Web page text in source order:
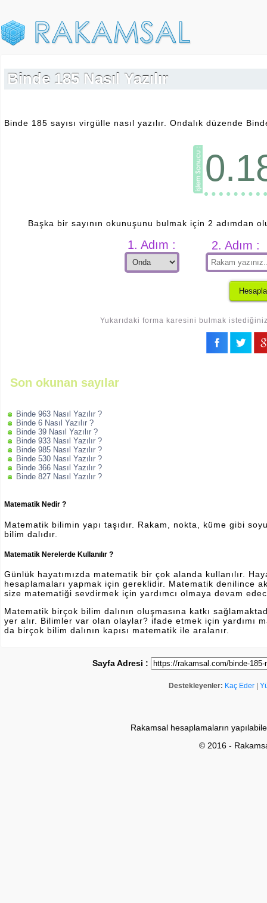
Binde 185 Nasıl Yazılır
Binde 185 sayısı virgülle nasıl yazılır. Ondalık düzende
Başka bir sayının okunuşunu bulmak için 2 adımdan
1. Adım : 2. Adım :
Yukarıdaki forma karesini bulmak
Son okunan sayılar
Binde 963 Nasıl Yazılır ?
Binde 6 Nasıl Yazılır ?
Binde 39 Nasıl Yazılır ?
Binde 933 Nasıl Yazılır ?
Binde 985 Nasıl Yazılır ?
Binde 530 Nasıl Yazılır ?
Binde 366 Nasıl Yazılır ?
Binde 827 Nasıl Yazılır ?
Matematik Nedir ?
Matematik bilimin yapı taşıdır. Rakam, nokta, küme gibi
bilim dalıdır.
Matematik Nerelerde Kullanılır ?
Günlük hayatımızda matematik bir çok alanda kullanılır.
hesaplamaları yapmak için gereklidir. Matematik denilince
size matematiği sevdirmek için yardımcı olmaya devam
Matematik birçok bilim dalının oluşmasına katkı
yer alır. Bilimler var olan olaylar? ifade etmek için yardımı
da birçok bilim dalının kapısı matematik ile aralanır.
Sayfa Adresi :
Destekleyenler: Kaç Eder
Rakamsal hesaplamaların
© 2016 -